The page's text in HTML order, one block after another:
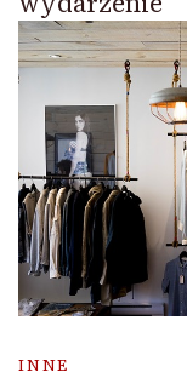
INNE